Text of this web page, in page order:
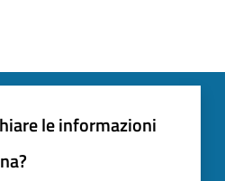
le informazioni